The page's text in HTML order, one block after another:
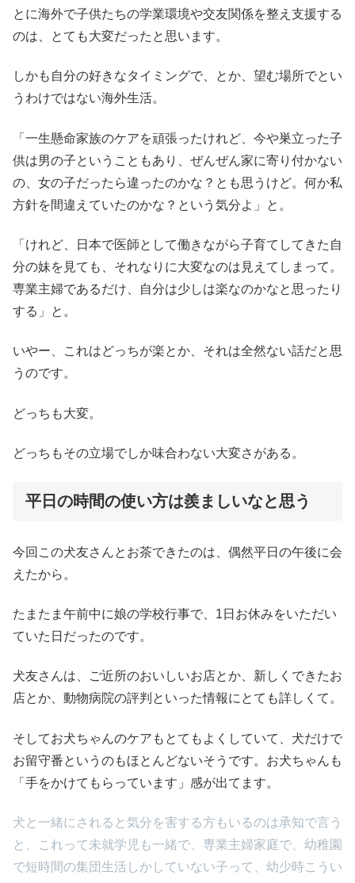
とに海外で子供たちの学業環境や交友関係を整え支援する
のは、とても大変だったと思います。
しかも自分の好きなタイミングで、とか、望む場所でとい
うわけではない海外生活。
「一生懸命家族のケアを頑張ったけれど、今や巣立った子
供は男の子ということもあり、ぜんぜん家に寄り付かない
の、女の子だったら違ったのかな？とも思うけど。何か私
方針を間違えていたのかな？という気分よ」と。
「けれど、日本で医師として働きながら子育てしてきた自
分の妹を見ても、それなりに大変なのは見えてしまって。
専業主婦であるだけ、自分は少しは楽なのかなと思ったり
する」と。
いやー、これはどっちが楽とか、それは全然ない話だと思
うのです。
どっちも大変。
どっちもその立場でしか味合わない大変さがある。
平日の時間の使い方は羨ましいなと思う
今回この犬友さんとお茶できたのは、偶然平日の午後に会
えたから。
たまたま午前中に娘の学校行事で、1日お休みをいただい
ていた日だったのです。
犬友さんは、ご近所のおいしいお店とか、新しくできたお
店とか、動物病院の評判といった情報にとても詳しくて。
そしてお犬ちゃんのケアもとてもよくしていて、犬だけで
お留守番というのもほとんどないそうです。お犬ちゃんも
「手をかけてもらっています」感が出てます。
犬と一緒にされると気分を害する方もいるのは承知で言う
と、これって未就学児も一緒で、専業主婦家庭で、幼稚園
で短時間の集団生活しかしていない子って、幼少時こうい